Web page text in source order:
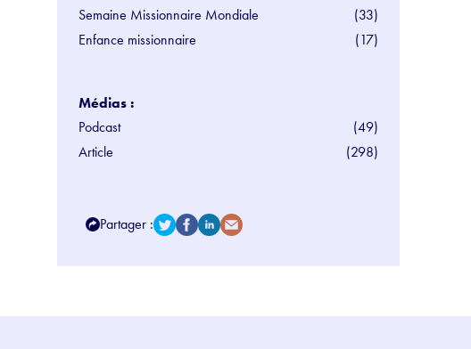
Semaine Missionnaire Mondiale
(33)
Enfance missionnaire
(17)
Médias :
Podcast
(49)
Article
(298)
Partager :